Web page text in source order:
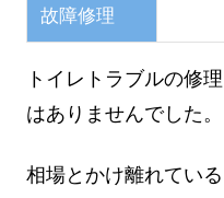
故障修理
トイレトラブルの修
はありませんでした。
相場とかけ離れてい